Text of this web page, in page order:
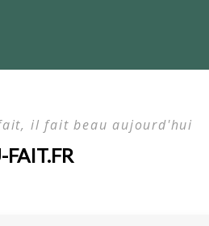
en 2024 ?
il fait beau aujourd'hui
FAIT.FR